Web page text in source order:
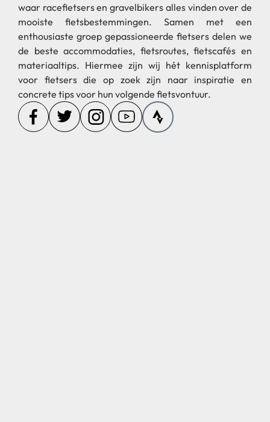
waar racefietsers en gravelbikers alles vinden over de
mooiste fietsbestemmingen. Samen met een
enthousiaste groep gepassioneerde fietsers delen we
de beste accommodaties, fietsroutes, fietscafés en
materiaaltips. Hiermee zijn wij hét kennisplatform
voor fietsers die op zoek zijn naar inspiratie en
concrete tips voor hun volgende fietsvontuur.